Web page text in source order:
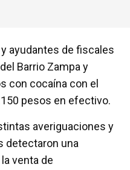
ayudantes de fiscales
Barrio Zampa y
con cocaína con el
pesos en efectivo.
averiguaciones y
detectaron una
venta de